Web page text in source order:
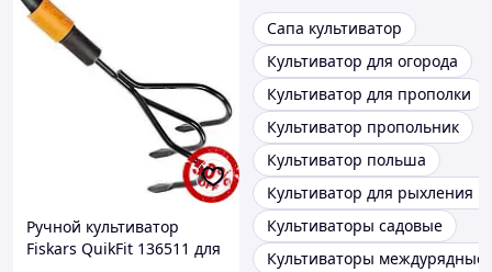
Ручной культиватор
Fiskars QuikFit 136511 для
Сапа культиватор
Культиватор для огорода
Культиватор для прополки
Культиватор пропольник
Культиватор польша
Культиватор для рыхления
Культиваторы садовые
Культиваторы междурядные